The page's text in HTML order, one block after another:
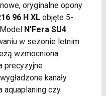
oryginalne opony
96 H XLobjęte 5-
N'Fera SU4
w sezonie letnim.
wzmocniona
precyzyjne
kanały
aquaplaning czy